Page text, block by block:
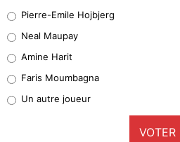
5%
1%
9%
Pierre-Emile Hojbjerg
Neal Maupay
Amine Harit
Faris Moumbagna
Un autre joueur
VOTER